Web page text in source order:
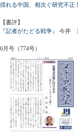
揺れる中国、相次ぐ研究不正
【書評】
『記者がたどる戦争』
今井
6月号（774号）